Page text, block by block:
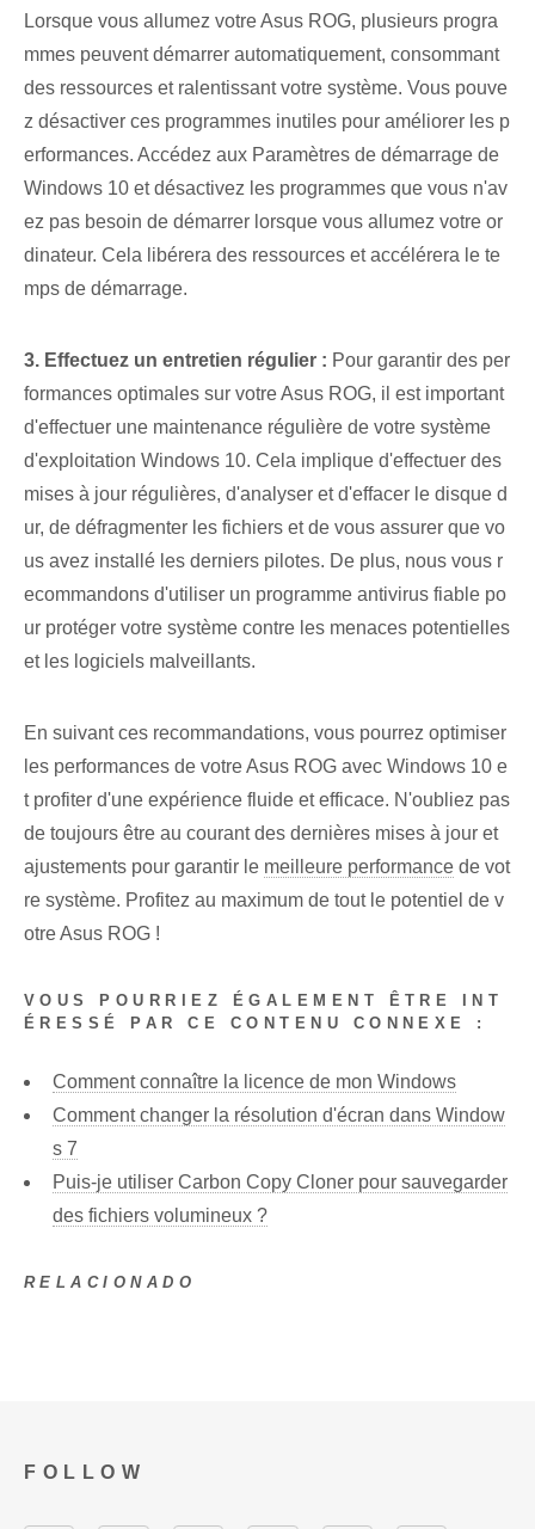
Lorsque vous allumez votre Asus ROG, plusieurs progra
mmes peuvent démarrer automatiquement, consommant
des ressources et ralentissant votre système.​ Vous pouve
z désactiver ces programmes inutiles pour améliorer les p
erformances. ⁢Accédez aux⁢ Paramètres de démarrage de
Windows 10⁤ et désactivez⁤ les programmes que vous n'av
ez pas besoin de démarrer lorsque vous allumez votre or
dinateur. Cela libérera des ressources et accélérera le te
mps de démarrage.
3. Effectuez un entretien régulier : Pour garantir des per
formances optimales sur votre Asus ROG, il est important
d'effectuer une maintenance régulière de votre système
d'exploitation Windows 10. Cela implique d'effectuer des
mises à jour régulières, d'analyser et d'effacer le disque d
ur, de défragmenter les fichiers et de vous assurer que vo
us avez installé les derniers pilotes. De plus, nous vous r
ecommandons d'utiliser un programme antivirus fiable po
ur protéger votre système contre les menaces potentielles
et les logiciels malveillants.
En suivant ces recommandations, vous pourrez optimiser
les performances de votre Asus ROG avec Windows 10 e
t profiter d'une expérience fluide et efficace. N'oubliez pas
de toujours être au courant des dernières mises à jour et
ajustements pour garantir le meilleure performance de vot
re système. Profitez au maximum de tout le potentiel de v
otre Asus ROG !
VOUS POURRIEZ ÉGALEMENT ÊTRE INT
ÉRESSÉ PAR CE CONTENU CONNEXE :
Comment connaître la licence de mon Windows
Comment changer la résolution d'écran dans Window
s 7
Puis-je utiliser Carbon Copy Cloner pour sauvegarder
des fichiers volumineux ?
RELACIONADO
FOLLOW